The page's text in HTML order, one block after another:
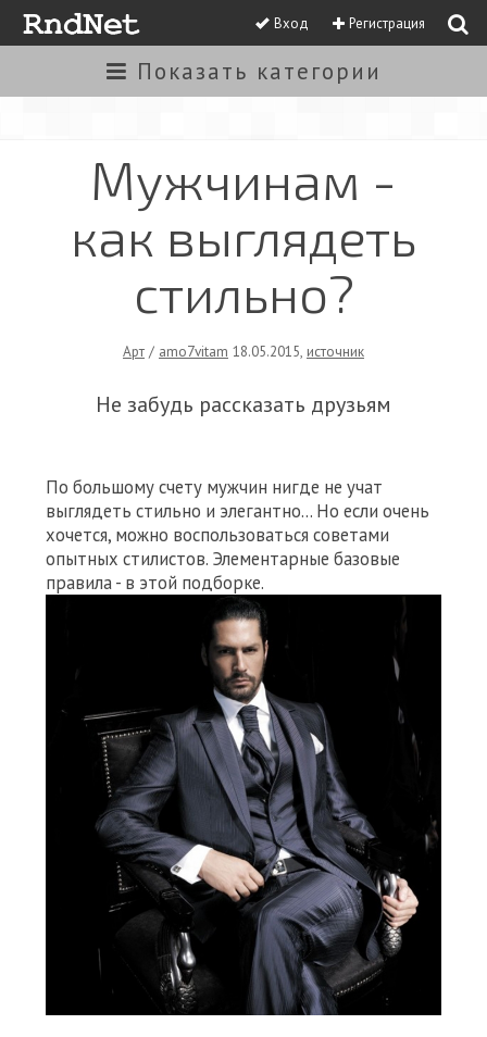
Вход Регистрация
Показать категории
Мужчинам -
как выглядеть
стильно?
Арт / amo7vitam 18.05.2015, источник
Не забудь рассказать друзьям
По большому счету мужчин нигде не учат
выглядеть стильно и элегантно... Но если очень
хочется, можно воспользоваться советами
опытных стилистов. Элементарные базовые
правила - в этой подборке.